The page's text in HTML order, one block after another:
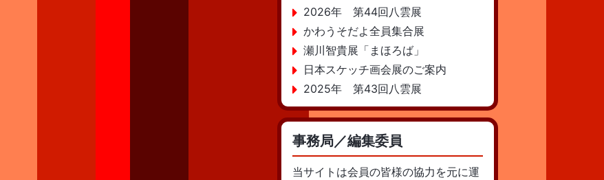
2026年 第44回八雲展
かわうそだよ全員集合展
瀬川智貴展「まほろば」
日本スケッチ画会展のご案内
2025年 第43回八雲展
事務局／編集委員
当サイトは会員の皆様の協力を元に運